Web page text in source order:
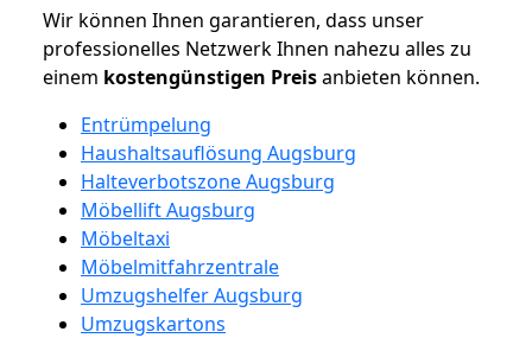
Wir können Ihnen garantieren, dass unser
professionelles Netzwerk Ihnen nahezu alles zu
einem kostengünstigen Preisanbieten können.
Entrümpelung
Haushaltsauflösung Augsburg
Halteverbotszone Augsburg
Möbellift Augsburg
Möbeltaxi
Möbelmitfahrzentrale
Umzugshelfer Augsburg
Umzugskartons